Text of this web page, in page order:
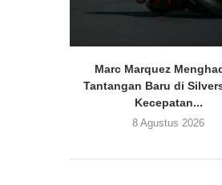
Marc Marquez
Tantangan Baru di
Kecepatan...
8 Agustus 2026